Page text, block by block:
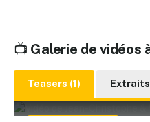
📺 Galerie de vidéos
Teasers (1)